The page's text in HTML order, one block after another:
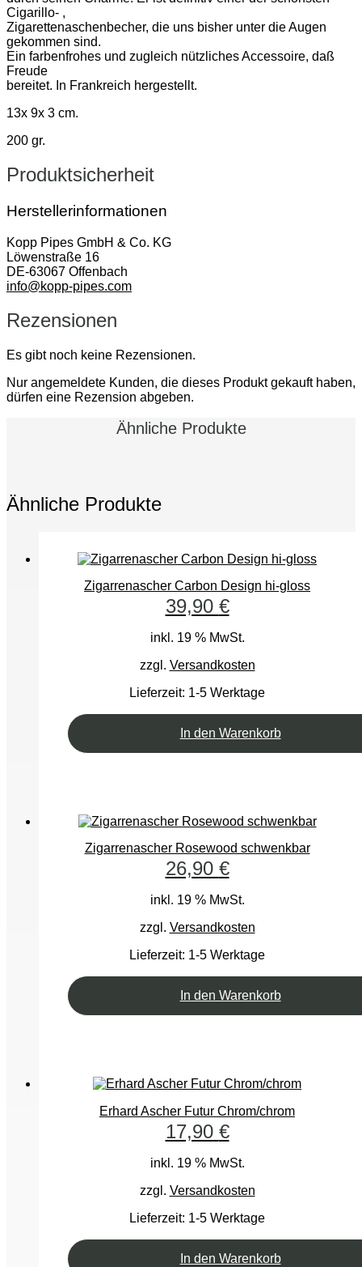
Cigarillo- ,
Zigarettenaschenbecher, die uns bisher unter die Augen
gekommen sind.
Ein farbenfrohes und zugleich nützliches Accessoire, daß
Freude
bereitet. In Frankreich hergestellt.
13x 9x 3 cm.
200 gr.
Produktsicherheit
Herstellerinformationen
Kopp Pipes GmbH & Co. KG
Löwenstraße 16
DE-63067 Offenbach
info@kopp-pipes.com
Rezensionen
Es gibt noch keine Rezensionen.
Nur angemeldete Kunden, die dieses Produkt gekauft haben,
dürfen eine Rezension abgeben.
Ähnliche Produkte
Ähnliche Produkte
Zigarrenascher Carbon Design hi-gloss
39,90 €
inkl. 19 % MwSt.
zzgl. Versandkosten
Lieferzeit: 1-5 Werktage
In den Warenkorb
Zigarrenascher Rosewood schwenkbar
26,90 €
inkl. 19 % MwSt.
zzgl. Versandkosten
Lieferzeit: 1-5 Werktage
In den Warenkorb
Erhard Ascher Futur Chrom/chrom
17,90 €
inkl. 19 % MwSt.
zzgl. Versandkosten
Lieferzeit: 1-5 Werktage
In den Warenkorb